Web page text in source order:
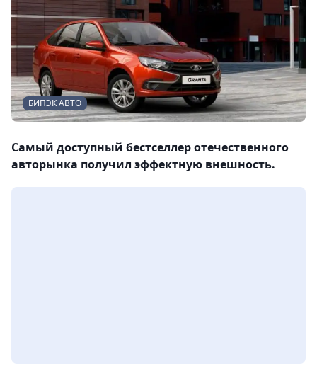
БИПЭК АВТО
Самый доступный бестселлер отечественного
авторынка получил эффектную внешность.